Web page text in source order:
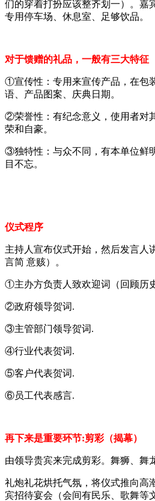
们的穿着打扮应该整齐划一）。嘉
专用停车场、休息室、足够饮品。
对于馈赠的礼品，一般有三大特征
①宣传性：专用来宣传产品，在包
语、产品图案、庆典日期。
②荣誉性：有纪念意义，使用者对
荣和自豪。
③独特性：与众不同，有本单位鲜
目不忘。
仪式程序
主持人宣布仪式开始，然后发言人
言简 意赅）。
①主办方负责人致欢迎词（回顾历
②政府领导贺词.
③主管部门领导贺词.
④行业代表贺词.
⑤客户代表贺词.
⑥员工代表感言.
再下来是重要环节:剪彩（揭幕）
由领导贵宾来完成剪彩。舞狮、舞
礼炮礼花烘托气氛，将仪式推向高
宾招待宴会（会间有民乐、歌舞等